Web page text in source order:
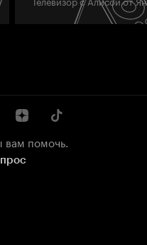
вам помочь.